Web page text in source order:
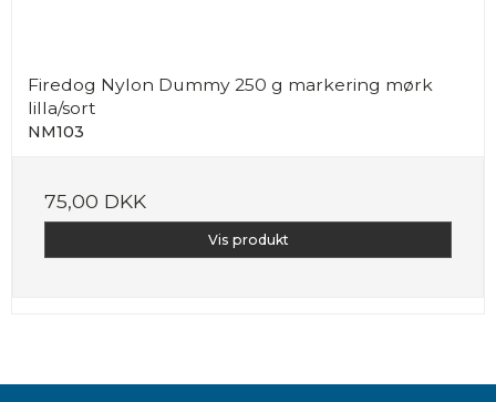
Firedog Nylon Dummy 250 g markering mørk
lilla/sort
NM103
75,00 DKK
Vis produkt